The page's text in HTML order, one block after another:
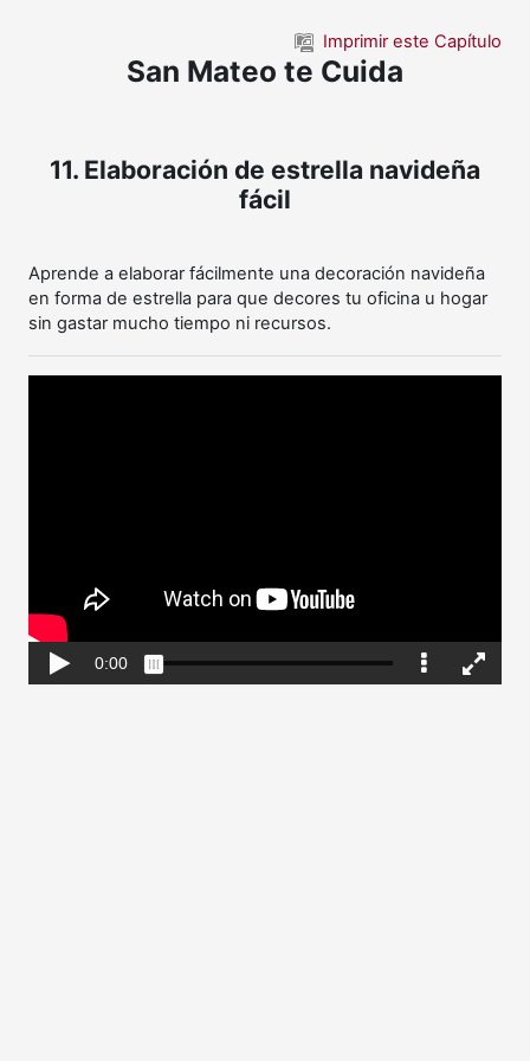
Imprimir este Capítulo
San Mateo te Cuida
11. Elaboración de estrella navideña
fácil
Aprende a elaborar fácilmente una decoración navideña
en forma de estrella para que decores tu oficina u hogar
sin gastar mucho tiempo ni recursos.